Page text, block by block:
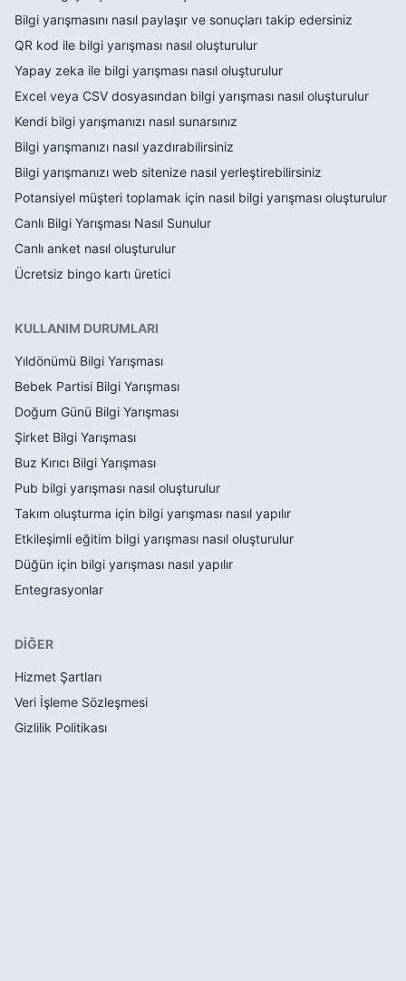
Bilgi yarışmasını nasıl paylaşır ve sonuçları takip edersiniz
QR kod ile bilgi yarışması nasıl oluşturulur
Yapay zeka ile bilgi yarışması nasıl oluşturulur
Excel veya CSV dosyasından bilgi yarışması nasıl oluşturulur
Kendi bilgi yarışmanızı nasıl sunarsınız
Bilgi yarışmanızı nasıl yazdırabilirsiniz
Bilgi yarışmanızı web sitenize nasıl yerleştirebilirsiniz
Potansiyel müşteri toplamak için nasıl bilgi yarışması oluşturulur
Canlı Bilgi Yarışması Nasıl Sunulur
Canlı anket nasıl oluşturulur
Ücretsiz bingo kartı üretici
KULLANIM DURUMLARI
Yıldönümü Bilgi Yarışması
Bebek Partisi Bilgi Yarışması
Doğum Günü Bilgi Yarışması
Şirket Bilgi Yarışması
Buz Kırıcı Bilgi Yarışması
Pub bilgi yarışması nasıl oluşturulur
Takım oluşturma için bilgi yarışması nasıl yapılır
Etkileşimli eğitim bilgi yarışması nasıl oluşturulur
Düğün için bilgi yarışması nasıl yapılır
Entegrasyonlar
DİĞER
Hizmet Şartları
Veri İşleme Sözleşmesi
Gizlilik Politikası